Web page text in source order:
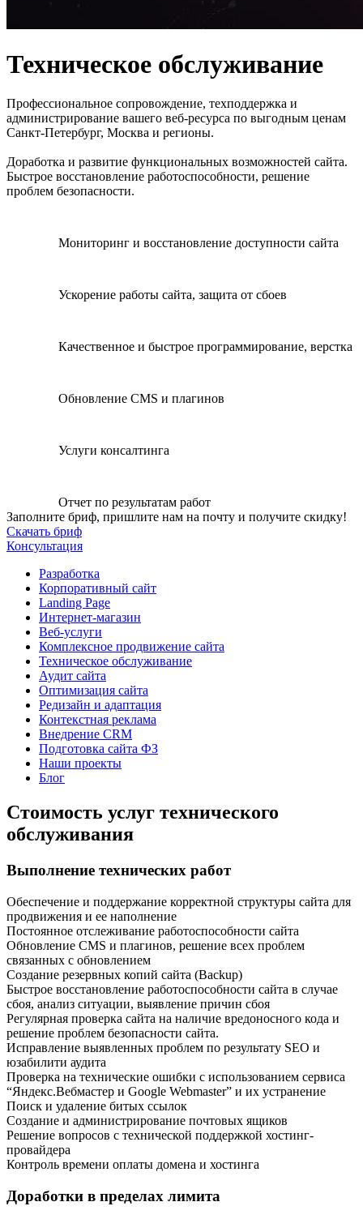
Техническое обслуживание
Профессиональное сопровождение, техподдержка и
администрирование вашего веб-ресурса по выгодным ценам
Санкт-Петербург, Москва и регионы.
Доработка и развитие функциональных возможностей сайта.
Быстрое восстановление работоспособности, решение
проблем безопасности.
Мониторинг и восстановление доступности сайта
Ускорение работы сайта, защита от сбоев
Качественное и быстрое программирование, верстка
Обновление CMS и плагинов
Услуги консалтинга
Отчет по результатам работ
Заполните бриф, пришлите нам на почту и получите скидку!
Скачать бриф
Консультация
Разработка
Корпоративный сайт
Landing Page
Интернет-магазин
Веб-услуги
Комплексное продвижение сайта
Техническое обслуживание
Аудит сайта
Оптимизация сайта
Редизайн и адаптация
Контекстная реклама
Внедрение CRM
Подготовка сайта ФЗ
Наши проекты
Блог
Стоимость услуг технического
обслуживания
Выполнение технических работ
Обеспечение и поддержание корректной структуры сайта для
продвижения и ее наполнение
Постоянное отслеживание работоспособности сайта
Обновление CMS и плагинов, решение всех проблем
связанных с обновлением
Создание резервных копий сайта (Backup)
Быстрое восстановление работоспособности сайта в случае
сбоя, анализ ситуации, выявление причин сбоя
Регулярная проверка сайта на наличие вредоносного кода и
решение проблем безопасности сайта.
Исправление выявленных проблем по результату SEO и
юзабилити аудита
Проверка на технические ошибки с использованием сервиса
“Яндекс.Вебмастер и Google Webmaster” и их устранение
Поиск и удаление битых ссылок
Создание и администрирование почтовых ящиков
Решение вопросов с технической поддержкой хостинг-
провайдера
Контроль времени оплаты домена и хостинга
Доработки в пределах лимита